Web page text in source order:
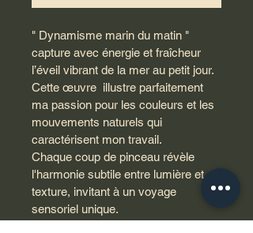
" Dynamisme marin du matin "
capture avec énergie et fraîcheur
l’éveil vibrant de la mer au petit jour.
Cette œuvre  illustre parfaitement
ma passion pour les couleurs et les
mouvements naturels qui
caractérisent mon travail.
Chaque coup de pinceau révèle
l'harmonie subtile entre lumière et
texture, invitant à un voyage
sensoriel unique.